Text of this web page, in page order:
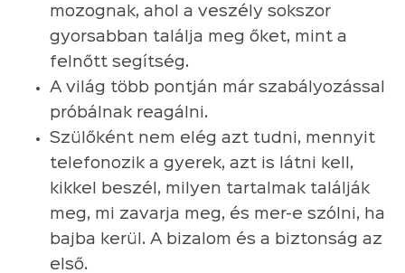
mozognak, ahol a veszély sokszor
gyorsabban találja meg őket, mint a
felnőtt segítség.
A világ több pontján már szabályozással
próbálnak reagálni.
Szülőként nem elég azt tudni, mennyit
telefonozik a gyerek, azt is látni kell,
kikkel beszél, milyen tartalmak találják
meg, mi zavarja meg, és mer-e szólni, ha
bajba kerül. A bizalom és a biztonság az
első.